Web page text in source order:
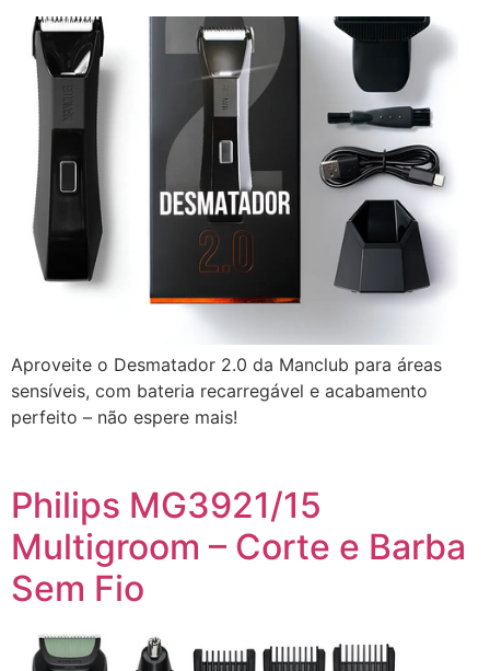
Aproveite o Desmatador 2.0 da Manclub para áreas
sensíveis, com bateria recarregável e acabamento
perfeito – não espere mais!
Philips MG3921/15
Multigroom – Corte e Barba
Sem Fio